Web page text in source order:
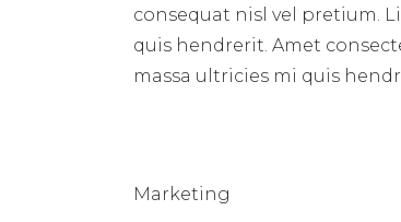
consequat nisl vel pretium.
quis hendrerit. Amet
massa ultricies mi quis
Marketing